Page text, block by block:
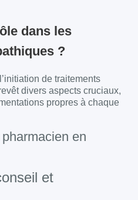
dans les
?
initiation de traitements
divers aspects cruciaux,
propres à chaque
en
et